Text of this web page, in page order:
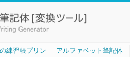
練習帳プリン
アルファベット筆記体